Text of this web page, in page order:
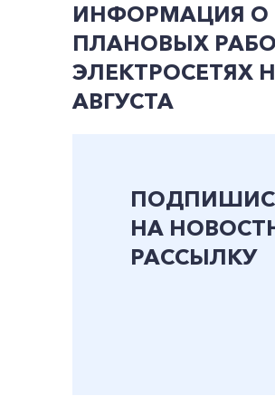
ИНФОРМАЦИЯ О
ПЛАНОВЫХ
ЭЛЕКТРОСЕТЯХ
АВГУСТА
НА
РАССЫЛКУ